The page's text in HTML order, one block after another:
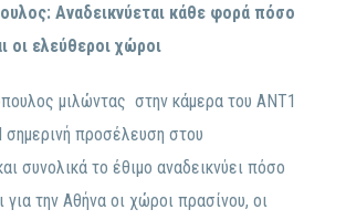
Αναδεικνύεται κάθε φορά πόσο
οι ελεύθεροι χώροι
μιλώντας στην κάμερα του ΑΝΤ1
σημερινή προσέλευση στου
συνολικά το έθιμο αναδεικνύει πόσο
για την Αθήνα οι χώροι πρασίνου, οι